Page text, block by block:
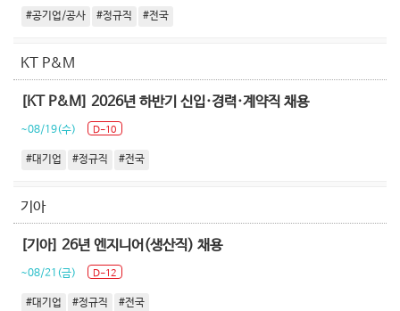
#공기업/공사 #정규직 #전국
KT P&M
[KT P&M] 2026년 하반기 신입·경력·계약직 채용
~08/19(수) D-10
#대기업 #정규직 #전국
기아
[기아] 26년 엔지니어(생산직) 채용
~08/21(금) D-12
#대기업 #정규직 #전국